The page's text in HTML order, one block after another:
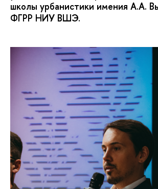
школы урбанистики имения А.А.
ФГРР НИУ ВШЭ.